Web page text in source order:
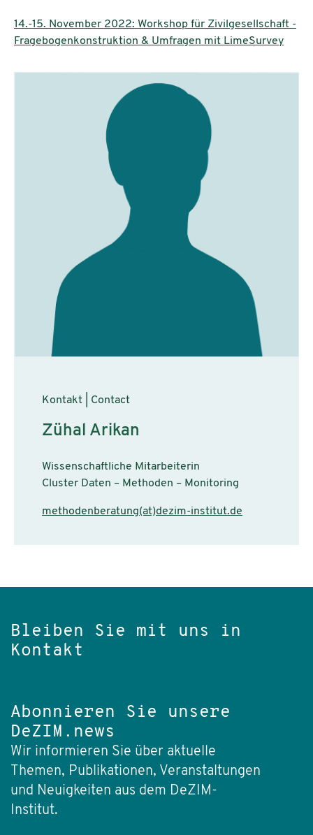
14.-15. November 2022: Workshop für Zivilgesellschaft -
Fragebogenkonstruktion & Umfragen mit LimeSurvey
Kontakt | Contact
Zühal Arikan
Wissenschaftliche Mitarbeiterin
Cluster Daten – Methoden – Monitoring
methodenberatung(at)dezim-institut.de
Bleiben Sie mit uns in
Kontakt
Abonnieren Sie unsere
DeZIM.news
Wir informieren Sie über aktuelle
Themen, Publikationen, Veranstaltungen
und Neuigkeiten aus dem DeZIM-
Institut.